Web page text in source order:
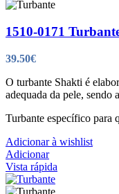
1510-0171
39.50€
O turbante Shakti é
adequada da pele, sendo
Turbante específico para
Adicionar à wishlist
Adicionar
Vista rápida